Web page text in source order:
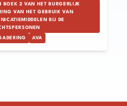
2 VAN HET BURGERLIJK
VAN HET GEBRUIK VAN
BIJ DE
AVA